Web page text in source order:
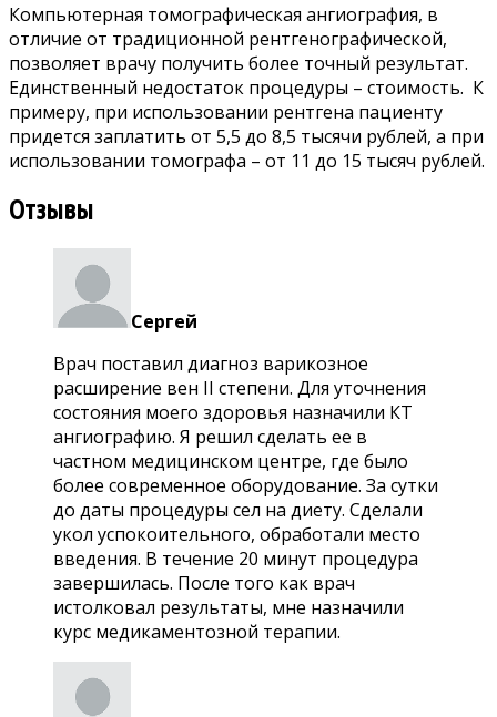
Компьютерная томографическая ангиография, в
отличие от традиционной рентгенографической,
позволяет врачу получить более точный результат.
Единственный недостаток процедуры – стоимость. К
примеру, при использовании рентгена пациенту
придется заплатить от 5,5 до 8,5 тысячи рублей, а при
использовании томографа – от 11 до 15 тысяч рублей.
Отзывы
Сергей
Врач поставил диагноз варикозное
расширение вен II степени. Для уточнения
состояния моего здоровья назначили КТ
ангиографию. Я решил сделать ее в
частном медицинском центре, где было
более современное оборудование. За сутки
до даты процедуры сел на диету. Сделали
укол успокоительного, обработали место
введения. В течение 20 минут процедура
завершилась. После того как врач
истолковал результаты, мне назначили
курс медикаментозной терапии.